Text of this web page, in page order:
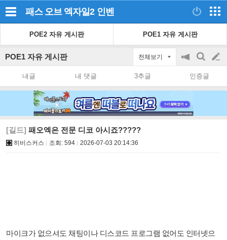
패스 오브 엑자일2 인벤
POE2 자유 게시판 POE1 자유 게시판
POE1 자유 게시판 전체보기
공
on/off
검
색
글
쓰
내글 내 댓글 3추글 인증글
[길드] 패오엑은 전문 디코 아시죠?????
히비스커스 조회: 594 2026-07-03 20:14:36
마이크가 없으셔도 채팅이나 디스코드 프로그램 없어도 인터넷으